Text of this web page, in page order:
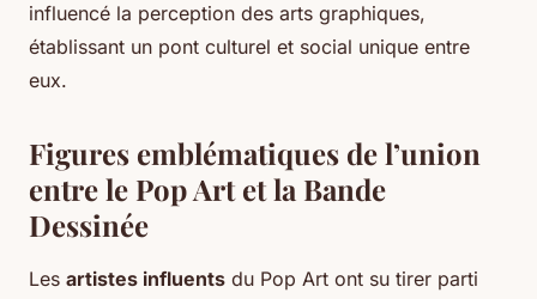
influencé la perception des arts graphiques,
établissant un pont culturel et social unique entre
eux.
Figures emblématiques de l’union
entre le Pop Art et la Bande
Dessinée
Les artistes influents du Pop Art ont su tirer parti